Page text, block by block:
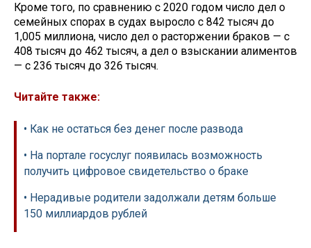
Кроме того, по сравнению с 2020 годом число дел о
семейных спорах в судах выросло с 842 тысяч до
1,005 миллиона, число дел о расторжении браков — с
408 тысяч до 462 тысяч, а дел о взыскании алиментов
— с 236 тысяч до 326 тысяч.
Читайте также:
• Как не остаться без денег после развода
• На портале госуслуг появилась возможность
получить цифровое свидетельство о браке
• Нерадивые родители задолжали детям больше
150 миллиардов рублей